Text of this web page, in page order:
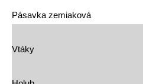
Pásavka zemiaková
Vtáky